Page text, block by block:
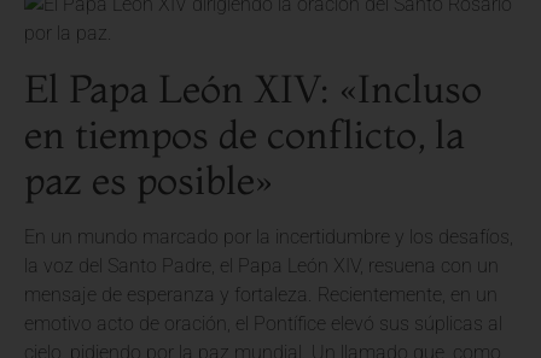
El Papa León XIV: «Incluso
en tiempos de conflicto, la
paz es posible»
En un mundo marcado por la incertidumbre y los desafíos,
la voz del Santo Padre, el Papa León XIV, resuena con un
mensaje de esperanza y fortaleza. Recientemente, en un
emotivo acto de oración, el Pontífice elevó sus súplicas al
cielo, pidiendo por la paz mundial. Un llamado que, como